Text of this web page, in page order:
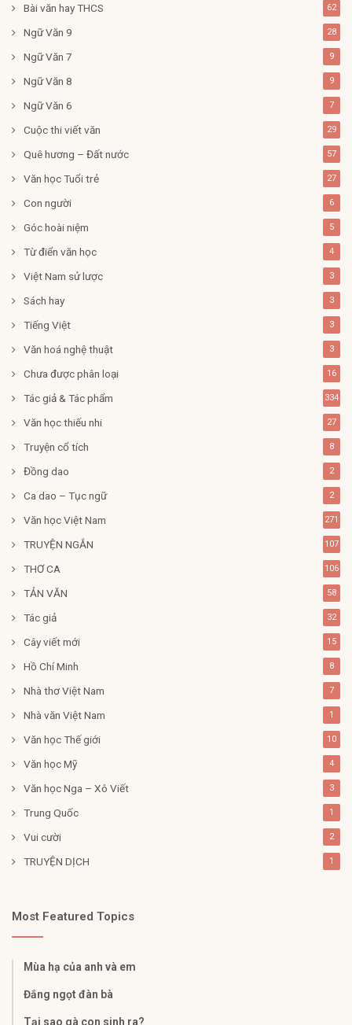
Bài văn hay THCS 62
Ngữ Văn 9 28
Ngữ Văn 7 9
Ngữ Văn 8 9
Ngữ Văn 6 7
Cuộc thi viết văn 29
Quê hương – Đất nước 57
Văn học Tuổi trẻ 27
Con người 6
Góc hoài niệm 5
Từ điển văn học 4
Việt Nam sử lược 3
Sách hay 3
Tiếng Việt 3
Văn hoá nghệ thuật 3
Chưa được phân loại 16
Tác giả & Tác phẩm 334
Văn học thiếu nhi 27
Truyện cổ tích 8
Đồng dao 2
Ca dao – Tục ngữ 2
Văn học Việt Nam 271
TRUYỆN NGẮN 107
THƠ CA 106
TẢN VĂN 58
Tác giả 32
Cây viết mới 15
Hồ Chí Minh 8
Nhà thơ Việt Nam 7
Nhà văn Việt Nam 1
Văn học Thế giới 10
Văn học Mỹ 4
Văn học Nga – Xô Viết 3
Trung Quốc 1
Vui cười 2
TRUYỆN DỊCH 1
Most Featured Topics
Mùa hạ của anh và em
Đắng ngọt đàn bà
Tại sao gà con sinh ra?